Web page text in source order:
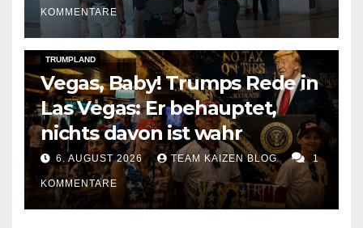
KOMMENTARE
DARK AMERICA SOCIAL & POLITICS TOPSTORY
TRUMPLAND
Vegas, Baby! Trumps Rede in
Las Vegas: Er behauptet,
nichts davon ist wahr
6. AUGUST 2026 TEAM KAIZEN BLOG 1
KOMMENTARE